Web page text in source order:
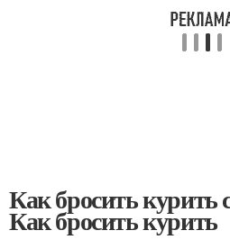
Как бросить курить
Как бросить курить